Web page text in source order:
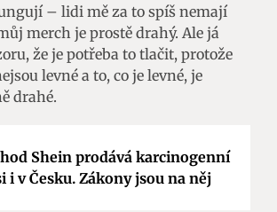
– lidi mě za to spíš nemají
merch je prostě drahý. Ale já
že je potřeba to tlačit, protože
levné a to, co je levné, je
drahé.
Shein prodává karcinogenní
i v Česku. Zákony jsou na něj